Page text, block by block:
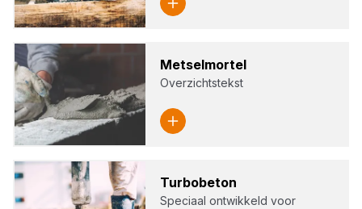
Met­sel­m­or­tel
Overzichtstekst
Tur­bo­be­ton
Speciaal ontwikkeld voor